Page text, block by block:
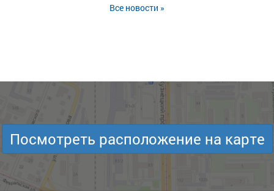
Все новости »
Посмотреть расположение на карте